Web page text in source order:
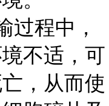
过程中，
不适，可
，从而使